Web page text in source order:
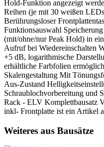
Hold-Funktion angezeigt
Reihen (je mit 30 weißen
Berührungsloser
Funktionsauswahl
(mit/ohne/nur Peak Hold) in
Aufruf bei Wiedereinschalten
+5 dB, logarithmische
erhältliche Farbfolien
Skalengestaltung Mit
Aus-Zustand
Schraublochvorbereitung und
Rack - ELV Komplettbausatz
inkl- Frontplatte ist ein Artikel
Weiteres aus Bausätze